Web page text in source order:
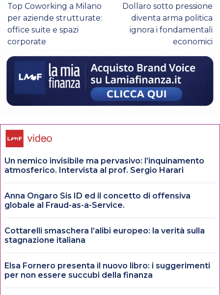
Top Coworking a Milano
per aziende strutturate:
office suite e spazi
corporate
Dollaro sotto pressione
diventa arma politica
ignora i fondamentali
economici
Un nemico invisibile ma pervasivo: l’inquinamento
atmosferico. Intervista al prof. Sergio Harari
Anna Ongaro Sis ID ed il concetto di offensiva
globale al Fraud-as-a-Service.
Cottarelli smaschera l’alibi europeo: la verità sulla
stagnazione italiana
Elsa Fornero presenta il nuovo libro: i suggerimenti
per non essere succubi della finanza